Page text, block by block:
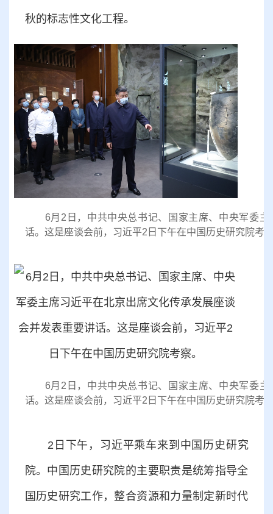
秋的标志性文化工程。
6月2日，中共中央总书记、国家主席、中央军委主
话。这是座谈会前，习近平2日下午在中国历史研究院考
6月2日，中共中央总书记、国家主席、中央军委主
话。这是座谈会前，习近平2日下午在中国历史研究院考
2日下午，习近平乘车来到中国历史研究
院。中国历史研究院的主要职责是统筹指导全
国历史研究工作，整合资源和力量制定新时代